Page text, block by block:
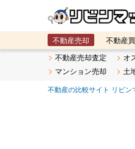
不動産売却 不動産
メタ住宅展示場
ベス
不動産売却査定 オ
マンション売却
土
不動産の比較サイト リビン